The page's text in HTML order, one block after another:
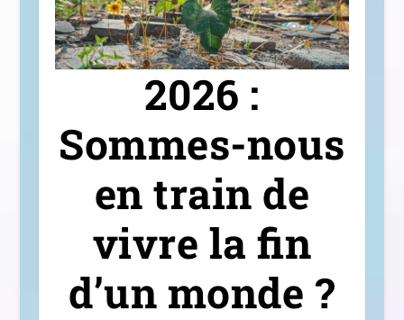
2026 :
Sommes-nous
en train de
vivre la fin
d’un monde ?